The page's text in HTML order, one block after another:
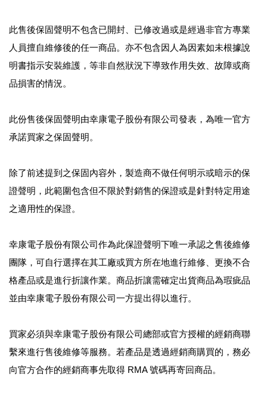
此售後保固聲明不包含已開封、已修改過或是經過非官方專業
人員擅自維修後的任一商品。亦不包含因人為因素如未根據說
明書指示安裝維護，等非自然狀況下導致作用失效、故障或商
品損害的情況。
此份售後保固聲明由幸康電子股份有限公司發表，為唯一官方
承諾買家之保固聲明。
除了前述提到之保固內容外，製造商不做任何明示或暗示的保
證聲明，此範圍包含但不限於對銷售的保證或是針對特定用途
之適用性的保證。
幸康電子股份有限公司作為此保證聲明下唯一承認之售後維修
團隊，可自行選擇在其工廠或買方所在地進行維修、更換不合
格產品或是進行折讓作業。商品折讓需確定出貨商品為瑕疵品
並由幸康電子股份有限公司一方提出得以進行。
買家必須與幸康電子股份有限公司總部或官方授權的經銷商聯
繫來進行售後維修等服務。若產品是透過經銷商購買的，務必
向官方合作的經銷商事先取得 RMA 號碼再寄回商品。